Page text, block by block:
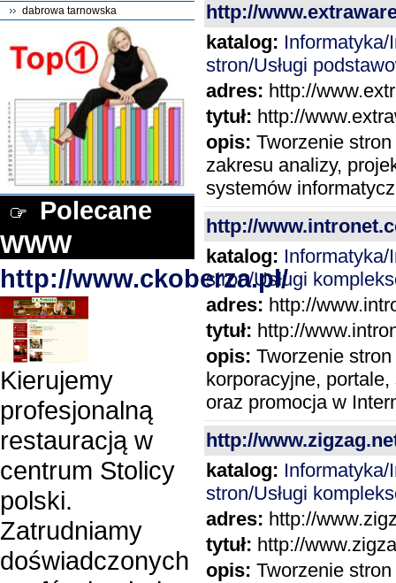
http://
katalog:
stron/Usługi
adres: http://
tytuł: http://
opis: Tworzenie
zakresu analizy,
systemów
http://
katalog:
stron/Usługi
adres: http://
tytuł: http://
opis: Tworzenie
korporacyjne,
oraz promocja w
http://
katalog:
stron/Usługi
adres: http://
tytuł: http://
opis: Tworzenie
dabrowa tarnowska
Polecane
WWW
http://www.ckoberza.pl/
Kierujemy
profesjonalną
restauracją w
centrum Stolicy
polski.
Zatrudniamy
doświadczonych